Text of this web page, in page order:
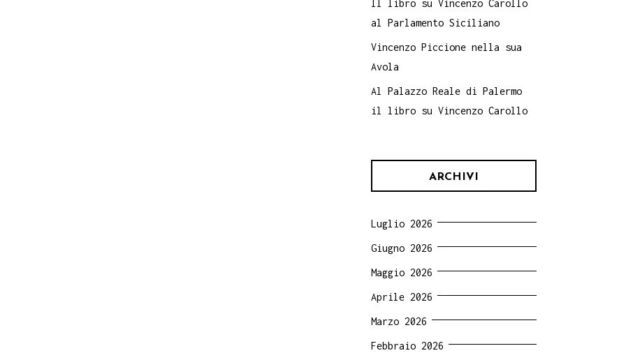
Il libro su Vincenzo Carollo
al Parlamento Siciliano
Vincenzo Piccione nella sua
Avola
Al Palazzo Reale di Palermo
il libro su Vincenzo Carollo
ARCHIVI
Luglio 2026
Giugno 2026
Maggio 2026
Aprile 2026
Marzo 2026
Febbraio 2026